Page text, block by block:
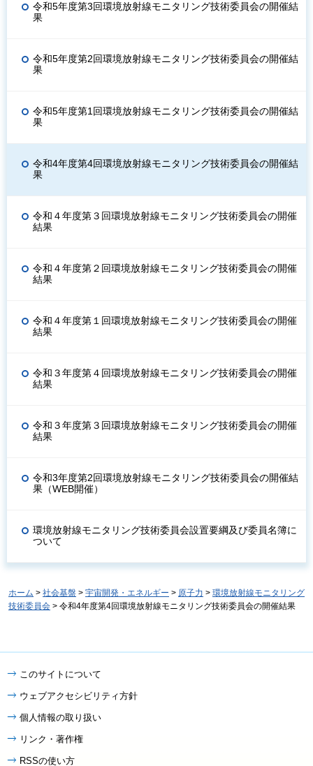
令和5年度第3回環境放射線モニタリング技術委員会の開催結
果
令和5年度第2回環境放射線モニタリング技術委員会の開催結
果
令和5年度第1回環境放射線モニタリング技術委員会の開催結
果
令和4年度第4回環境放射線モニタリング技術委員会の開催結
果
令和４年度第３回環境放射線モニタリング技術委員会の開催
結果
令和４年度第２回環境放射線モニタリング技術委員会の開催
結果
令和４年度第１回環境放射線モニタリング技術委員会の開催
結果
令和３年度第４回環境放射線モニタリング技術委員会の開催
結果
令和３年度第３回環境放射線モニタリング技術委員会の開催
結果
令和3年度第2回環境放射線モニタリング技術委員会の開催結
果（WEB開催）
環境放射線モニタリング技術委員会設置要綱及び委員名簿に
ついて
ホーム > 社会基盤 > 宇宙開発・エネルギー > 原子力 > 環境放射線モニタリング
技術委員会 > 令和4年度第4回環境放射線モニタリング技術委員会の開催結果
このサイトについて
ウェブアクセシビリティ方針
個人情報の取り扱い
リンク・著作権
RSSの使い方